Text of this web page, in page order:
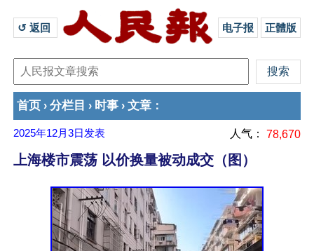
↺ 返回 电子报 正體版
首页 › 分栏目 › 时事 › 文章 ：
2025年12月3日 发表 人气： 78,670
上海楼市震荡 以价换量被动成交（图）